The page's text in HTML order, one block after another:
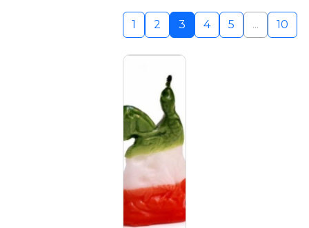
1 2 3 4 5 ... 10